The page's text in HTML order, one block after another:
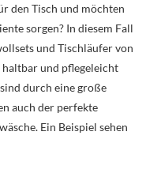
den Tisch und möchten
sorgen? In diesem Fall
und Tischläufer von
und pflegeleicht
durch eine große
auch der perfekte
Ein Beispiel sehen